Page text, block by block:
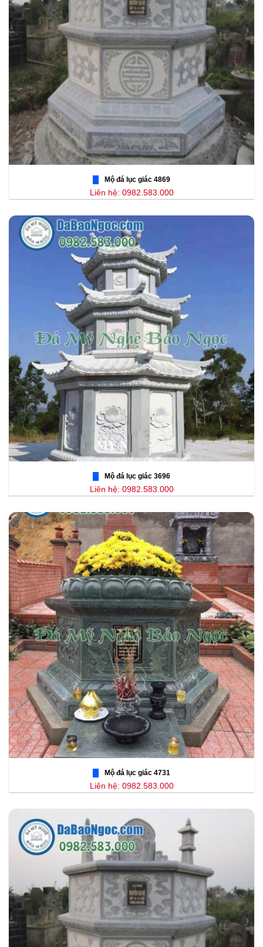
Mộ đá lục giác 4869
Liên hệ: 0982.583.000
Mộ đá lục giác 3696
Liên hệ: 0982.583.000
Mộ đá lục giác 4731
Liên hệ: 0982.583.000